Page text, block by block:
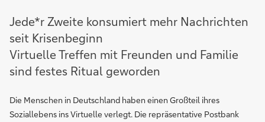
Jede*r Zweite konsumiert mehr Nachrichten
seit Krisenbeginn
Virtuelle Treffen mit Freunden und Familie
sind festes Ritual geworden
Die Menschen in Deutschland haben einen Großteil ihres
Soziallebens ins Virtuelle verlegt. Die repräsentative Postbank